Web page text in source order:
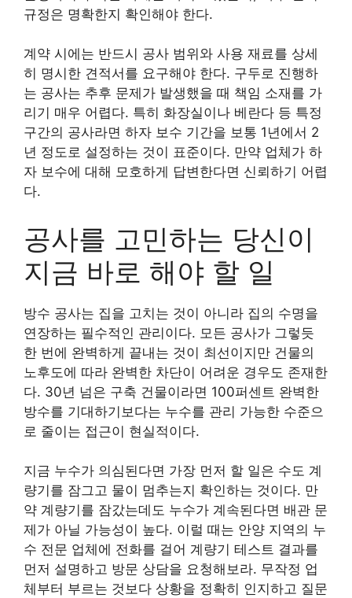
규정은 명확한지 확인해야 한다.
계약 시에는 반드시 공사 범위와 사용 재료를 상세
히 명시한 견적서를 요구해야 한다. 구두로 진행하
는 공사는 추후 문제가 발생했을 때 책임 소재를 가
리기 매우 어렵다. 특히 화장실이나 베란다 등 특정
구간의 공사라면 하자 보수 기간을 보통 1년에서 2
년 정도로 설정하는 것이 표준이다. 만약 업체가 하
자 보수에 대해 모호하게 답변한다면 신뢰하기 어렵
다.
공사를 고민하는 당신이
지금 바로 해야 할 일
방수 공사는 집을 고치는 것이 아니라 집의 수명을
연장하는 필수적인 관리이다. 모든 공사가 그렇듯
한 번에 완벽하게 끝내는 것이 최선이지만 건물의
노후도에 따라 완벽한 차단이 어려운 경우도 존재한
다. 30년 넘은 구축 건물이라면 100퍼센트 완벽한
방수를 기대하기보다는 누수를 관리 가능한 수준으
로 줄이는 접근이 현실적이다.
지금 누수가 의심된다면 가장 먼저 할 일은 수도 계
량기를 잠그고 물이 멈추는지 확인하는 것이다. 만
약 계량기를 잠갔는데도 누수가 계속된다면 배관 문
제가 아닐 가능성이 높다. 이럴 때는 안양 지역의 누
수 전문 업체에 전화를 걸어 계량기 테스트 결과를
먼저 설명하고 방문 상담을 요청해보라. 무작정 업
체부터 부르는 것보다 상황을 정확히 인지하고 질문